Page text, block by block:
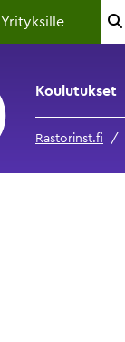
Yrityksille
Koulutukset
Rastorinst.fi